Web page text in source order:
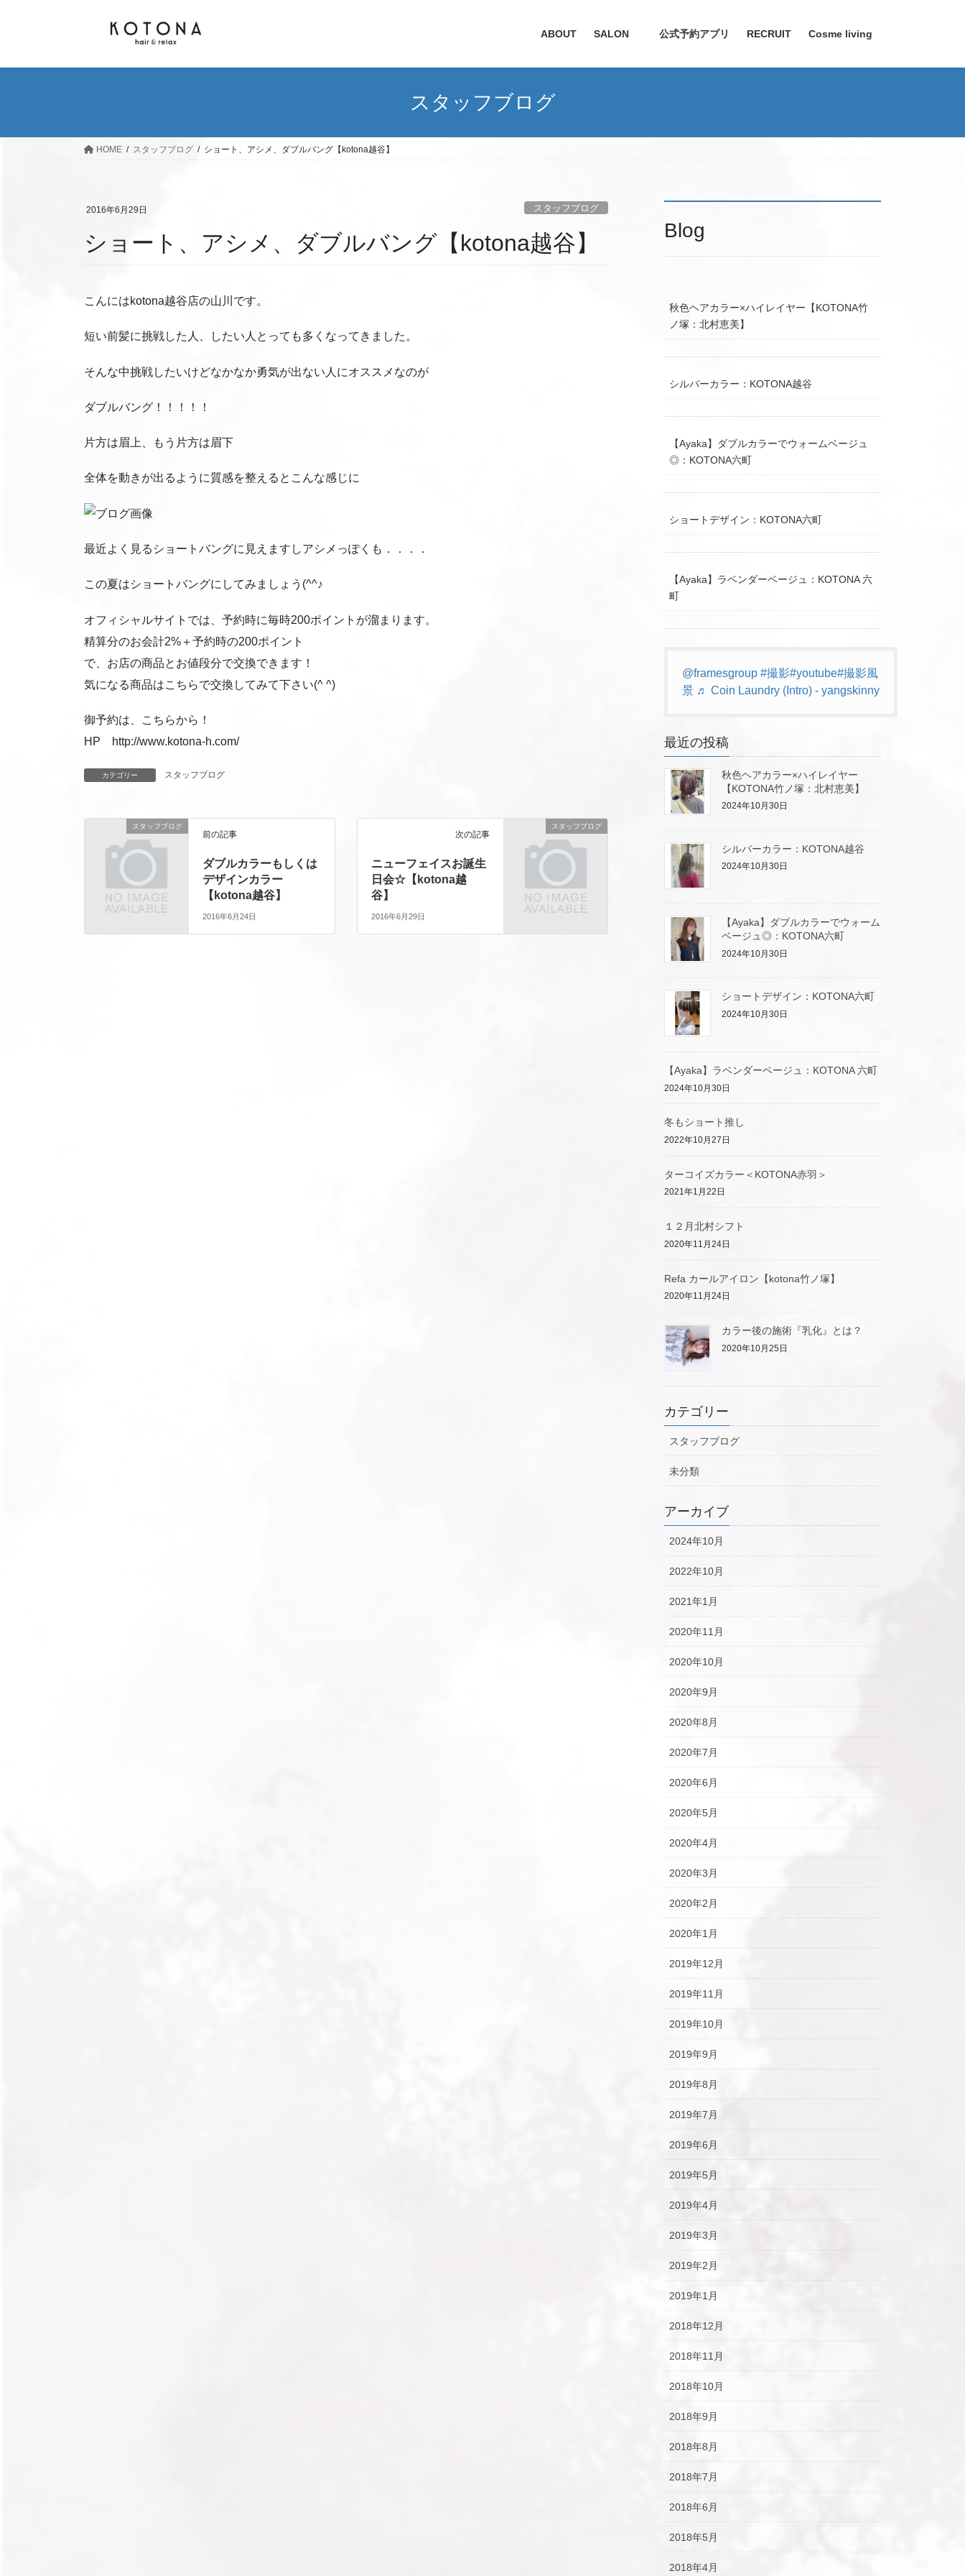
ABOUT SALON 公式予約アプリ RECRUIT Cosme living
スタッフブログ
HOME スタッフブログ ショート、アシメ、ダブルバング【kotona越谷】
2016年6月29日 スタッフブログ
ショート、アシメ、ダブルバング【kotona越谷】
こんにはkotona越谷店の山川です。
短い前髪に挑戦した人、したい人とっても多くなってきました。
そんな中挑戦したいけどなかなか勇気が出ない人にオススメなのが
ダブルバング！！！！！
片方は眉上、もう片方は眉下
全体を動きが出るように質感を整えるとこんな感じに
最近よく見るショートバングに見えますしアシメっぽくも．．．．
この夏はショートバングにしてみましょう(^^♪
オフィシャルサイトでは、予約時に毎時200ポイントが溜まります。
精算分のお会計2%＋予約時の200ポイント
で、お店の商品とお値段分で交換できます！
気になる商品はこちらで交換してみて下さい(^ ^)
御予約は、こちらから！
HP http://www.kotona-h.com/
カテゴリー スタッフブログ
スタッフブログ
前の記事
ダブルカラーもしくは
デザインカラー
【kotona越谷】
2016年6月24日
スタッフブログ
次の記事
ニューフェイスお誕生
日会☆【kotona越
谷】
2016年6月29日
Blog
秋色ヘアカラー×ハイレイヤー【KOTONA竹
ノ塚：北村恵美】
シルバーカラー：KOTONA越谷
【Ayaka】ダブルカラーでウォームベージュ
◎：KOTONA六町
ショートデザイン：KOTONA六町
【Ayaka】ラベンダーベージュ：KOTONA 六
町
@framesgroup #撮影#youtube#撮影風
景 ♬ Coin Laundry (Intro) - yangskinny
最近の投稿
秋色ヘアカラー×ハイレイヤー
【KOTONA竹ノ塚：北村恵美】
2024年10月30日
シルバーカラー：KOTONA越谷
2024年10月30日
【Ayaka】ダブルカラーでウォーム
ベージュ◎：KOTONA六町
2024年10月30日
ショートデザイン：KOTONA六町
2024年10月30日
【Ayaka】ラベンダーベージュ：KOTONA 六町
2024年10月30日
冬もショート推し
2022年10月27日
ターコイズカラー＜KOTONA赤羽＞
2021年1月22日
１２月北村シフト
2020年11月24日
Refa カールアイロン【kotona竹ノ塚】
2020年11月24日
カラー後の施術『乳化』とは？
2020年10月25日
カテゴリー
スタッフブログ
未分類
アーカイブ
2024年10月
2022年10月
2021年1月
2020年11月
2020年10月
2020年9月
2020年8月
2020年7月
2020年6月
2020年5月
2020年4月
2020年3月
2020年2月
2020年1月
2019年12月
2019年11月
2019年10月
2019年9月
2019年8月
2019年7月
2019年6月
2019年5月
2019年4月
2019年3月
2019年2月
2019年1月
2018年12月
2018年11月
2018年10月
2018年9月
2018年8月
2018年7月
2018年6月
2018年5月
2018年4月